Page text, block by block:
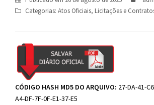
Categorias: Atos Oficiais, Licitações e
CÓDIGO HASH MD5 DO ARQUIVO: 27-DA-41-
A4-DF-7F-0F-E1-37-E5